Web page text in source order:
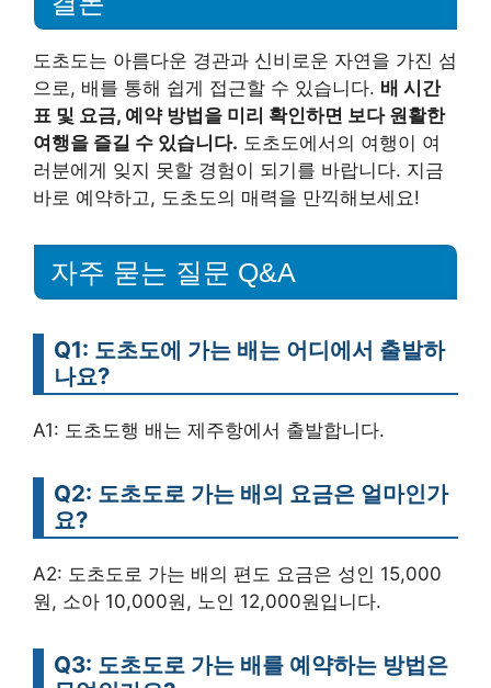
도초도는 아름다운 경관과 신비로운 자연을 가진 섬
으로, 배를 통해 쉽게 접근할 수 있습니다. 배 시간
표 및 요금, 예약 방법을 미리 확인하면 보다 원활한
여행을 즐길 수 있습니다. 도초도에서의 여행이 여
러분에게 잊지 못할 경험이 되기를 바랍니다. 지금
바로 예약하고, 도초도의 매력을 만끽해보세요!
자주 묻는 질문 Q&A
Q1: 도초도에 가는 배는 어디에서 출발하
나요?
A1: 도초도행 배는 제주항에서 출발합니다.
Q2: 도초도로 가는 배의 요금은 얼마인가
요?
A2: 도초도로 가는 배의 편도 요금은 성인 15,000
원, 소아 10,000원, 노인 12,000원입니다.
Q3: 도초도로 가는 배를 예약하는 방법은